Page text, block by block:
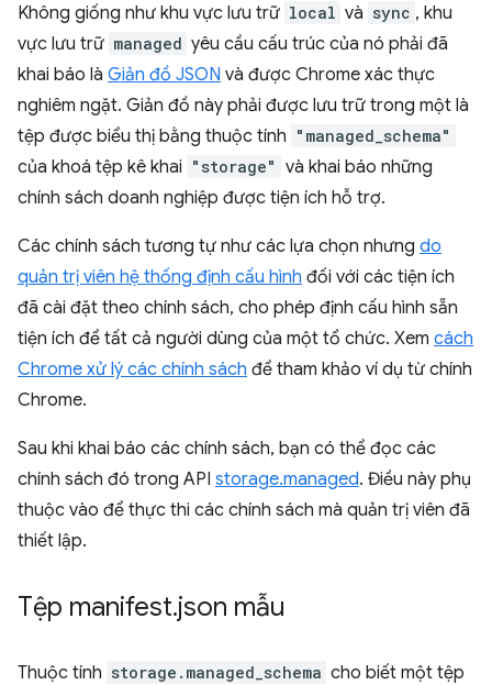
Không giống như khu vực lưu trữ local và sync , khu
vực lưu trữ managed yêu cầu cấu trúc của nó phải đã
khai báo là Giản đồ JSON và được Chrome xác thực
nghiêm ngặt. Giản đồ này phải được lưu trữ trong một là
tệp được biểu thị bằng thuộc tính "managed_schema"
của khoá tệp kê khai "storage" và khai báo những
chính sách doanh nghiệp được tiện ích hỗ trợ.
Các chính sách tương tự như các lựa chọn nhưng do
quản trị viên hệ thống định cấu hình đối với các tiện ích
đã cài đặt theo chính sách, cho phép định cấu hình sẵn
tiện ích để tất cả người dùng của một tổ chức. Xem cách
Chrome xử lý các chính sách để tham khảo ví dụ từ chính
Chrome.
Sau khi khai báo các chính sách, bạn có thể đọc các
chính sách đó trong API storage.managed. Điều này phụ
thuộc vào để thực thi các chính sách mà quản trị viên đã
thiết lập.
Tệp manifest.json mẫu
Thuộc tính storage.managed_schema cho biết một tệp